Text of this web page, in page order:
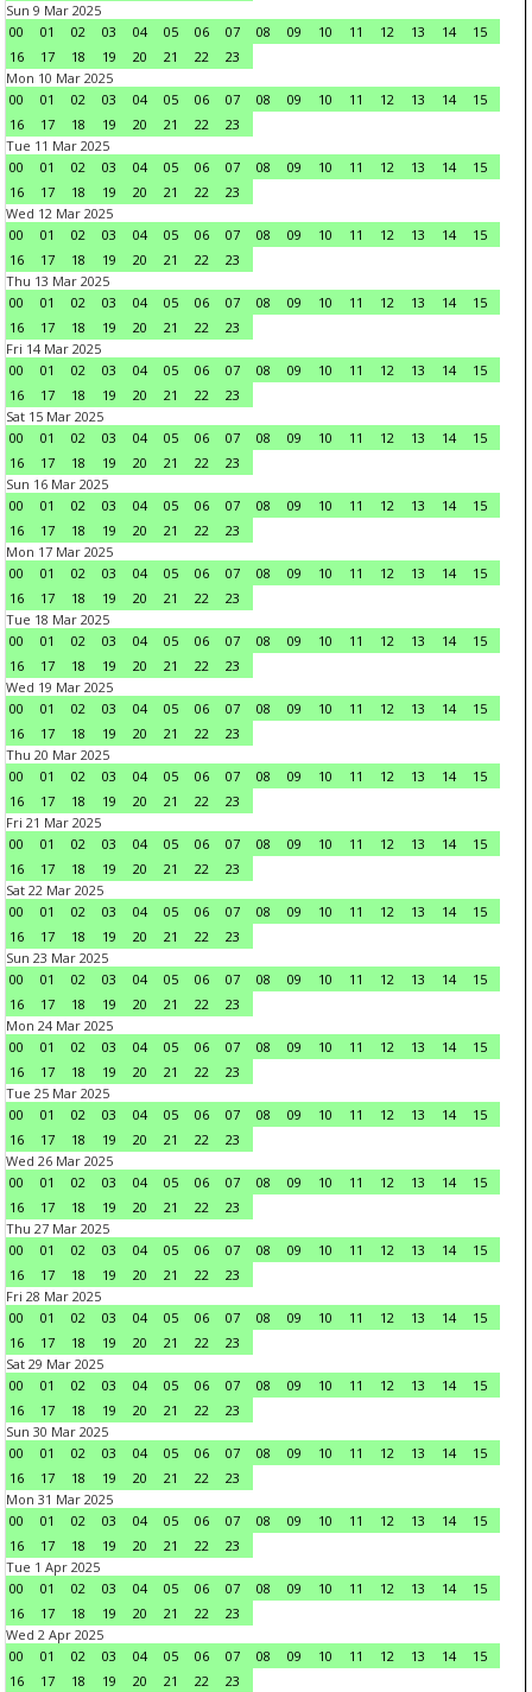
Sun 9 Mar 2025
00
01 02 03 04 05 06 07 08 09 10 11 12 13 14
15
16
17 18 19 20 21 22
23
Mon 10 Mar 2025
00
01 02 03 04 05 06 07 08 09 10 11 12 13 14
15
16
17 18 19 20 21 22
23
Tue 11 Mar 2025
00
01 02 03 04 05 06 07 08 09 10 11 12 13 14
15
16
17 18 19 20 21 22
23
Wed 12 Mar 2025
00
01 02 03 04 05 06 07 08 09 10 11 12 13 14
15
16
17 18 19 20 21 22
23
Thu 13 Mar 2025
00
01 02 03 04 05 06 07 08 09 10 11 12 13 14
15
16
17 18 19 20 21 22
23
Fri 14 Mar 2025
00
01 02 03 04 05 06 07 08 09 10 11 12 13 14
15
16
17 18 19 20 21 22
23
Sat 15 Mar 2025
00
01 02 03 04 05 06 07 08 09 10 11 12 13 14
15
16
17 18 19 20 21 22
23
Sun 16 Mar 2025
00
01 02 03 04 05 06 07 08 09 10 11 12 13 14
15
16
17 18 19 20 21 22
23
Mon 17 Mar 2025
00
01 02 03 04 05 06 07 08 09 10 11 12 13 14
15
16
17 18 19 20 21 22
23
Tue 18 Mar 2025
00
01 02 03 04 05 06 07 08 09 10 11 12 13 14
15
16
17 18 19 20 21 22
23
Wed 19 Mar 2025
00
01 02 03 04 05 06 07 08 09 10 11 12 13 14
15
16
17 18 19 20 21 22
23
Thu 20 Mar 2025
00
01 02 03 04 05 06 07 08 09 10 11 12 13 14
15
16
17 18 19 20 21 22
23
Fri 21 Mar 2025
00
01 02 03 04 05 06 07 08 09 10 11 12 13 14
15
16
17 18 19 20 21 22
23
Sat 22 Mar 2025
00
01 02 03 04 05 06 07 08 09 10 11 12 13 14
15
16
17 18 19 20 21 22
23
Sun 23 Mar 2025
00
01 02 03 04 05 06 07 08 09 10 11 12 13 14
15
16
17 18 19 20 21 22
23
Mon 24 Mar 2025
00
01 02 03 04 05 06 07 08 09 10 11 12 13 14
15
16
17 18 19 20 21 22
23
Tue 25 Mar 2025
00
01 02 03 04 05 06 07 08 09 10 11 12 13 14
15
16
17 18 19 20 21 22
23
Wed 26 Mar 2025
00
01 02 03 04 05 06 07 08 09 10 11 12 13 14
15
16
17 18 19 20 21 22
23
Thu 27 Mar 2025
00
01 02 03 04 05 06 07 08 09 10 11 12 13 14
15
16
17 18 19 20 21 22
23
Fri 28 Mar 2025
00
01 02 03 04 05 06 07 08 09 10 11 12 13 14
15
16
17 18 19 20 21 22
23
Sat 29 Mar 2025
00
01 02 03 04 05 06 07 08 09 10 11 12 13 14
15
16
17 18 19 20 21 22
23
Sun 30 Mar 2025
00
01 02 03 04 05 06 07 08 09 10 11 12 13 14
15
16
17 18 19 20 21 22
23
Mon 31 Mar 2025
00
01 02 03 04 05 06 07 08 09 10 11 12 13 14
15
16
17 18 19 20 21 22
23
Tue 1 Apr 2025
00
01 02 03 04 05 06 07 08 09 10 11 12 13 14
15
16
17 18 19 20 21 22
23
Wed 2 Apr 2025
00
01 02 03 04 05 06 07 08 09 10 11 12 13 14
15
16
17 18 19 20 21 22
23